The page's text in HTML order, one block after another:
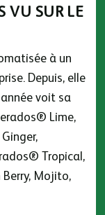
VU SUR LE
à un
Depuis, elle
voit sa
Lime,
Ginger,
Tropical,
Berry, Mojito,